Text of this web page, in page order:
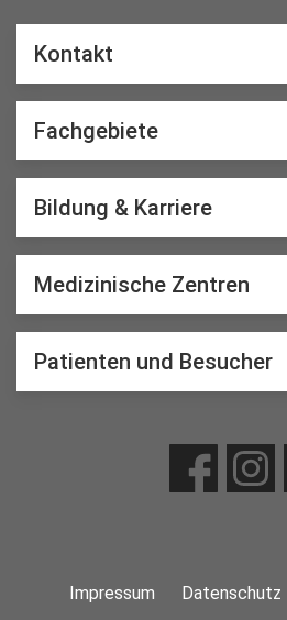
Kontakt
Fachgebiete
Bildung & Karriere
Medizinische Zentren
Patienten und Besucher
Impressum Datenschutz